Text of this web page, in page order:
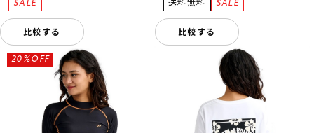
比較する 比較する
20%OFF